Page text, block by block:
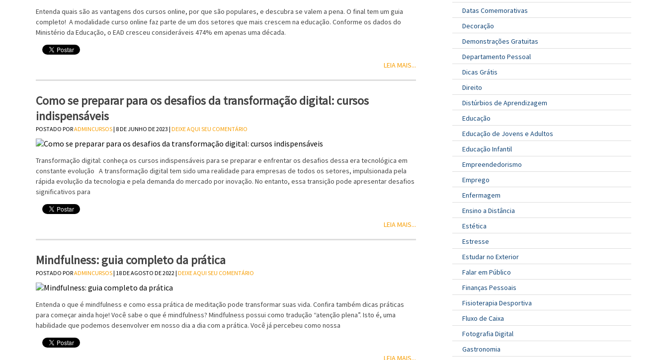
Entenda quais são as vantagens dos cursos online, por que são populares, e descubra se valem a pena. O final tem um guia
completo! A modalidade curso online faz parte de um dos setores que mais crescem na educação. Conforme os dados do
Ministério da Educação, o EAD cresceu consideráveis 474% em apenas uma década.
LEIA MAIS...
Como se preparar para os desafios da transformação digital: cursos
indispensáveis
POSTADO PORADMINCURSOS| 8 DE JUNHO DE 2023 | DEIXE AQUI SEU COMENTÁRIO
Transformação digital: conheça os cursos indispensáveis para se preparar e enfrentar os desafios dessa era tecnológica em
constante evolução A transformação digital tem sido uma realidade para empresas de todos os setores, impulsionada pela
rápida evolução da tecnologia e pela demanda do mercado por inovação. No entanto, essa transição pode apresentar desafios
significativos para
LEIA MAIS...
Mindfulness: guia completo da prática
POSTADO PORADMINCURSOS| 18 DE AGOSTO DE 2022 | DEIXE AQUI SEU COMENTÁRIO
Entenda o que é mindfulness e como essa prática de meditação pode transformar suas vida. Confira também dicas práticas
para começar ainda hoje! Você sabe o que é mindfulness? Mindfulness possui como tradução “atenção plena”. Isto é, uma
habilidade que podemos desenvolver em nosso dia a dia com a prática. Você já percebeu como nossa
LEIA MAIS...
Datas Comemorativas
Decoração
Demonstrações Gratuitas
Departamento Pessoal
Dicas Grátis
Direito
Distúrbios de Aprendizagem
Educação
Educação de Jovens e Adultos
Educação Infantil
Empreendedorismo
Emprego
Enfermagem
Ensino a Distância
Estética
Estresse
Estudar no Exterior
Falar em Público
Finanças Pessoais
Fisioterapia Desportiva
Fluxo de Caixa
Fotografia Digital
Gastronomia